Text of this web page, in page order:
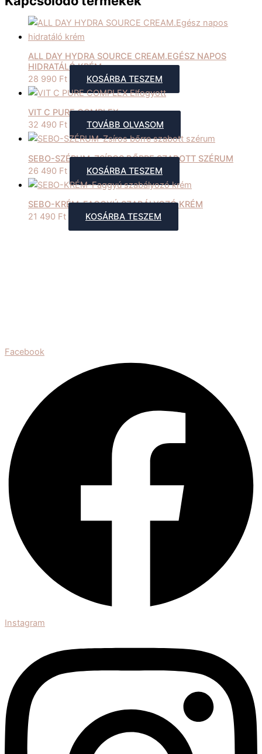
ALL DAY HYDRA SOURCE CREAM.EGÉSZ NAPOS
HIDRATÁLÓ KRÉM
28 990 Ft
KOSÁRBA TESZEM
Elfogyott
VIT C PURE COMPLEX
32 490 Ft TOVÁBB OLVASOM
SEBO-SZÉRUM-ZSÍROS BŐRRE SZABOTT SZÉRUM
26 490 Ft KOSÁRBA TESZEM
SEBO-KRÉM-FAGGYÚ SZABÁLYOZÓ KRÉM
21 490 Ft KOSÁRBA TESZEM
Facebook
Instagram